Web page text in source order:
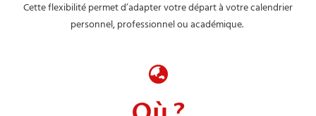
Cette flexibilité permet d’adapter votre départ à votre calendrier
personnel, professionnel ou académique.